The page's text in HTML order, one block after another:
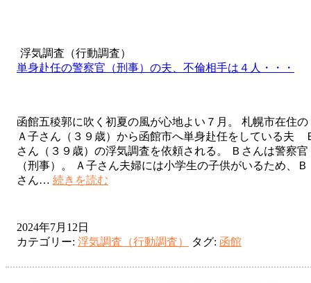
浮気調査（行動調査）
単身赴任の警察官（刑事）の夫、不倫相手は４人・・・
函館五稜郭に吹く初夏の風が心地よい７月。 札幌市在住の
Ａ子さん（３９歳）から函館市へ単身赴任をしている夫
さん（３９歳）の浮気調査を依頼される。 Ｂさんは警察官
（刑事）。 Ａ子さん夫婦には小学生の子供がいるため、Ｂ
さん… 続きを読む
の
察
2024年7月12日
カテゴリー: 浮気調査（行動調査） タグ: 函館